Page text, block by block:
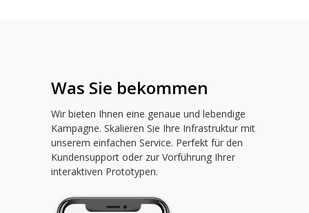
Was Sie bekommen
Wir bieten Ihnen eine genaue und lebendige
Kampagne. Skalieren Sie Ihre Infrastruktur mit
unserem einfachen Service. Perfekt für den
Kundensupport oder zur Vorführung Ihrer
interaktiven Prototypen.